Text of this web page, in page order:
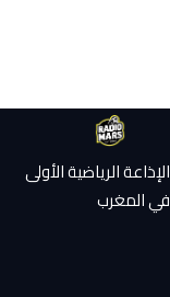
الإذاعة الرياضية الأولى
في المغرب